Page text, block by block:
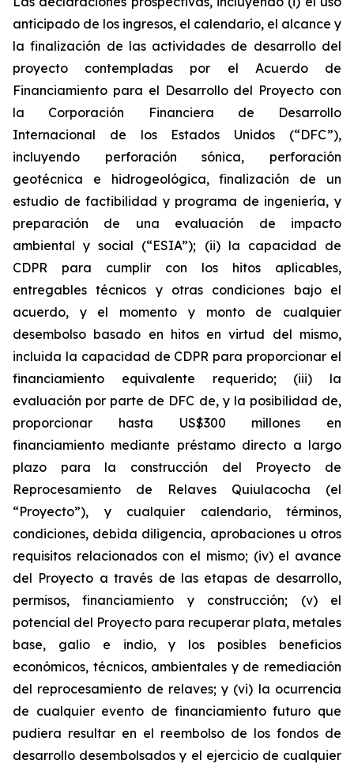
anticipado de los ingresos, el calendario, el alcance y
la finalización de las actividades de desarrollo del
proyecto contempladas por el Acuerdo de
Financiamiento para el Desarrollo del Proyecto con
la Corporación Financiera de Desarrollo
Internacional de los Estados Unidos (“DFC”),
incluyendo perforación sónica, perforación
geotécnica e hidrogeológica, finalización de un
estudio de factibilidad y programa de ingeniería, y
preparación de una evaluación de impacto
ambiental y social (“ESIA”); (ii) la capacidad de
CDPR para cumplir con los hitos aplicables,
entregables técnicos y otras condiciones bajo el
acuerdo, y el momento y monto de cualquier
desembolso basado en hitos en virtud del mismo,
incluida la capacidad de CDPR para proporcionar el
financiamiento equivalente requerido; (iii) la
evaluación por parte de DFC de, y la posibilidad de,
proporcionar hasta US$300 millones en
financiamiento mediante préstamo directo a largo
plazo para la construcción del Proyecto de
Reprocesamiento de Relaves Quiulacocha (el
“Proyecto”), y cualquier calendario, términos,
condiciones, debida diligencia, aprobaciones u otros
requisitos relacionados con el mismo; (iv) el avance
del Proyecto a través de las etapas de desarrollo,
permisos, financiamiento y construcción; (v) el
potencial del Proyecto para recuperar plata, metales
base, galio e indio, y los posibles beneficios
económicos, técnicos, ambientales y de remediación
del reprocesamiento de relaves; y (vi) la ocurrencia
de cualquier evento de financiamiento futuro que
pudiera resultar en el reembolso de los fondos de
desarrollo desembolsados y el ejercicio de cualquier